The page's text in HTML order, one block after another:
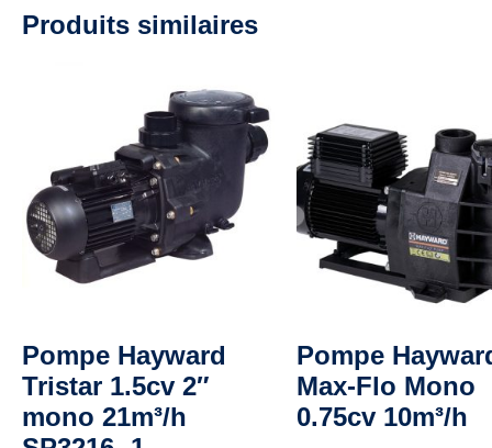
Produits similaires
Pompe Hayward
Tristar 1.5cv 2″
mono 21m³/h
Pompe
Max-Flo Mono
0.75cv 10m³/h